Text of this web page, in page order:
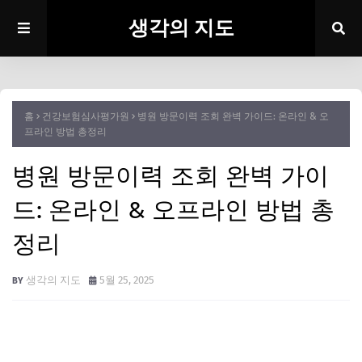
생각의 지도
홈 건강보험심사평가원
병원 방문이력 조회 완벽 가이드: 온라인 & 오
프라인 방법 총정리
병원 방문이력 조회 완벽 가이
드: 온라인 & 오프라인 방법 총
정리
생각의 지도 5월 25, 2025